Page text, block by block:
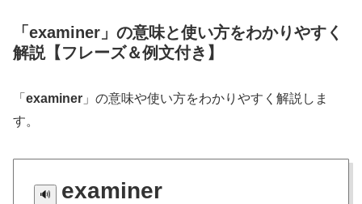
「examiner」の意味と使い方をわかりやすく
解説【フレーズ＆例文付き】
「 examiner 」の意味や使い方をわかりやすく解説しま
す。
examiner